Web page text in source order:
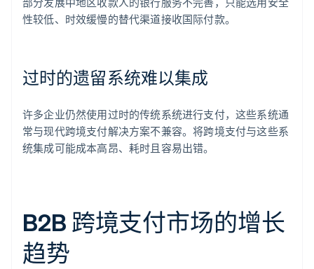
性较低、时效缓慢的替代渠道接收国际付款。
过时的遗留系统难以集成
许多企业仍然使用过时的传统系统进行支付，这些系统通
常与现代跨境支付解决方案不兼容。将跨境支付与这些系
统集成可能成本高昂、耗时且容易出错。
B2B 跨境支付市场的增长
趋势